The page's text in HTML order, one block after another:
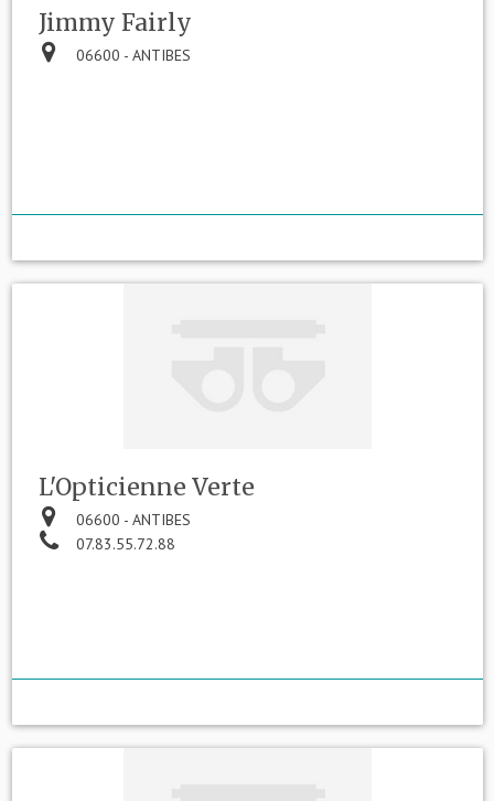
Jimmy Fairly
06600 - ANTIBES
L'Opticienne Verte
06600 - ANTIBES
07.83.55.72.88